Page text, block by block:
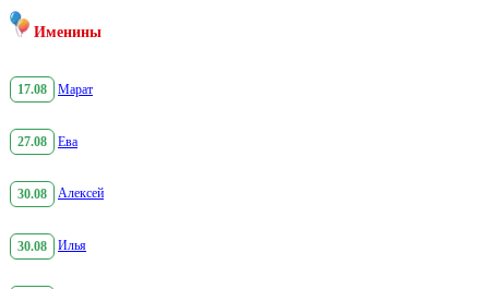
Именины
17.08 Марат
27.08 Ева
30.08 Алексей
30.08 Илья